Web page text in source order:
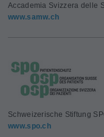
Accademia Svizzera delle
www.samw.ch
Schweizerische Stiftung
www.spo.ch